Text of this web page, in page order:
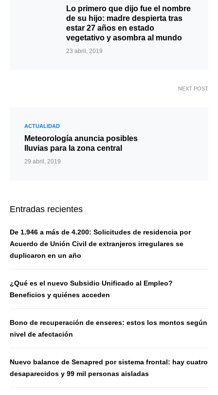
Lo primero que dijo fue el nombre
de su hijo: madre despierta tras
estar 27 años en estado
vegetativo y asombra al mundo
23 abril, 2019
NEXT POST
ACTUALIDAD
Meteorología anuncia posibles
lluvias para la zona central
29 abril, 2019
Entradas recientes
De 1.946 a más de 4.200: Solicitudes de residencia por
Acuerdo de Unión Civil de extranjeros irregulares se
duplicaron en un año
¿Qué es el nuevo Subsidio Unificado al Empleo?
Beneficios y quiénes acceden
Bono de recuperación de enseres: estos los montos según
nivel de afectación
Nuevo balance de Senapred por sistema frontal: hay cuatro
desaparecidos y 99 mil personas aisladas